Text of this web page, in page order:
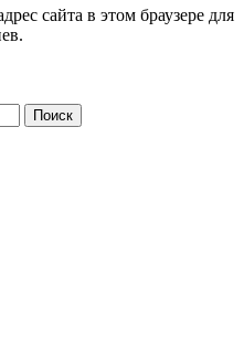
сайта в этом браузере для